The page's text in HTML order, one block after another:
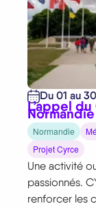
Du 01 au
L’appel
Normandie
Normandie
Projet Cyrce
Une activité
passionnés.
renforcer les